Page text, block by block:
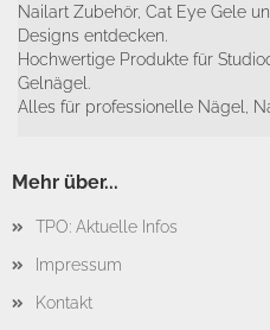
Nailart Zubehör, Cat Eye Gele
Designs entdecken.
Hochwertige Produkte für
Gelnägel.
Alles für professionelle Nägel,
Mehr über...
TPO: Aktuelle Infos
Impressum
Kontakt